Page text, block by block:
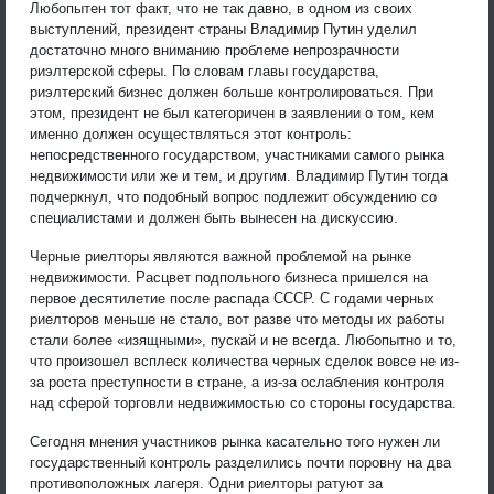
Любопытен тот факт, что не так давно, в одном из своих
выступлений, президент страны Владимир Путин уделил
достаточно много вниманию проблеме непрозрачности
риэлтерской сферы. По словам главы государства,
риэлтерский бизнес должен больше контролироваться. При
этом, президент не был категоричен в заявлении о том, кем
именно должен осуществляться этот контроль:
непосредственного государством, участниками самого рынка
недвижимости или же и тем, и другим. Владимир Путин тогда
подчеркнул, что подобный вопрос подлежит обсуждению со
специалистами и должен быть вынесен на дискуссию.
Черные риелторы являются важной проблемой на рынке
недвижимости. Расцвет подпольного бизнеса пришелся на
первое десятилетие после распада СССР. С годами черных
риелторов меньше не стало, вот разве что методы их работы
стали более «изящными», пускай и не всегда. Любопытно и то,
что произошел всплеск количества черных сделок вовсе не из-
за роста преступности в стране, а из-за ослабления контроля
над сферой торговли недвижимостью со стороны государства.
Сегодня мнения участников рынка касательно того нужен ли
государственный контроль разделились почти поровну на два
противоположных лагеря. Одни риелторы ратуют за